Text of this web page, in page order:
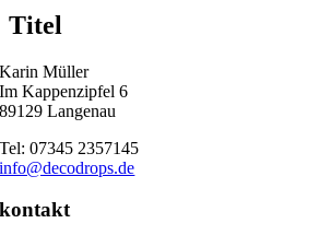
view
Titel
Karin Müller
Im Kappenzipfel 6
89129 Langenau
Tel: 07345 2357145
info@decodrops.de
kontakt